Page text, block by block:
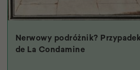
Nerwowy podróżnik?
de La Condamine